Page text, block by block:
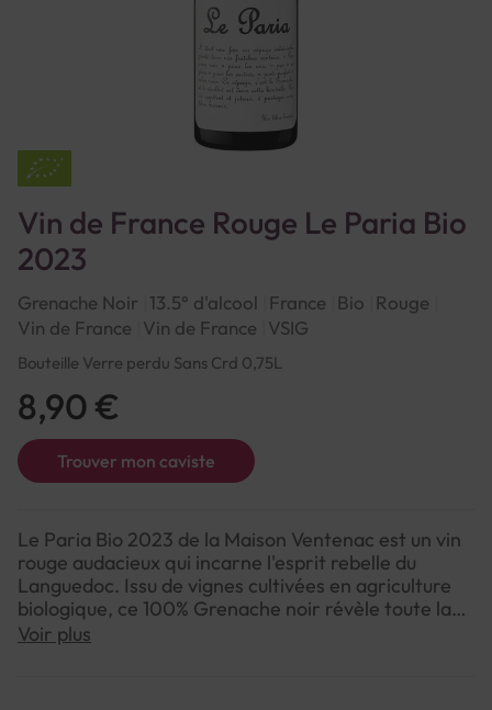
Vin de France Rouge Le Paria Bio
2023
Grenache Noir 13.5° d'alcool France Bio
Rouge
Vin de France Vin de France VSIG
Bouteille Verre perdu Sans Crd 0,75L
Trouver mon caviste
8,90 €
Le Paria Bio 2023 de la Maison Ventenac est un vin
rouge audacieux qui incarne l'esprit rebelle du
Languedoc. Issu de vignes cultivées en agriculture
biologique, ce 100% Grenache noir révèle toute la
générosité du terroir méditerranéen.Sa robe rubis
Voir plus